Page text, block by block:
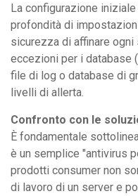
La configurazione
profondità di
sicurezza di affinare
eccezioni per i database
file di log o database di
livelli di allerta.
Confronto con le
È fondamentale
è un semplice "antivirus
prodotti consumer non
di lavoro di un server e